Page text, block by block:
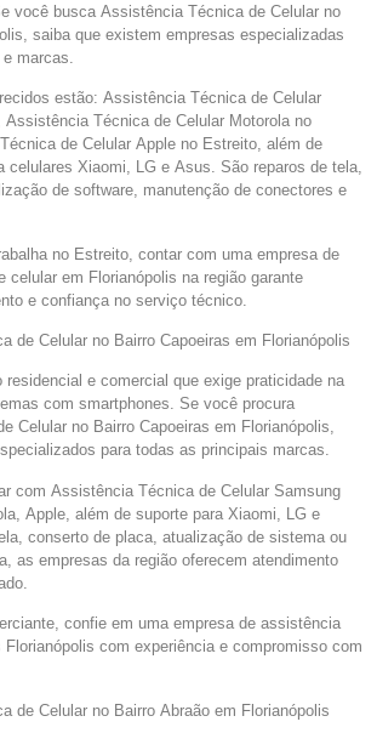
você busca Assistência Técnica de Celular no
saiba que existem empresas especializadas
marcas.
estão: Assistência Técnica de Celular
Técnica de Celular Motorola no
de Celular Apple no Estreito, além de
celulares Xiaomi, LG e Asus. São reparos de tela,
de software, manutenção de conectores e
no Estreito, contar com uma empresa de
celular em Florianópolis na região garante
e confiança no serviço técnico.
de Celular no Bairro Capoeiras em Florianópolis
residencial e comercial que exige praticidade na
com smartphones. Se você procura
Celular no Bairro Capoeiras em Florianópolis,
para todas as principais marcas.
com Assistência Técnica de Celular Samsung
Apple, além de suporte para Xiaomi, LG e
conserto de placa, atualização de sistema ou
as empresas da região oferecem atendimento
confie em uma empresa de assistência
com experiência e compromisso com
de Celular no Bairro Abraão em Florianópolis